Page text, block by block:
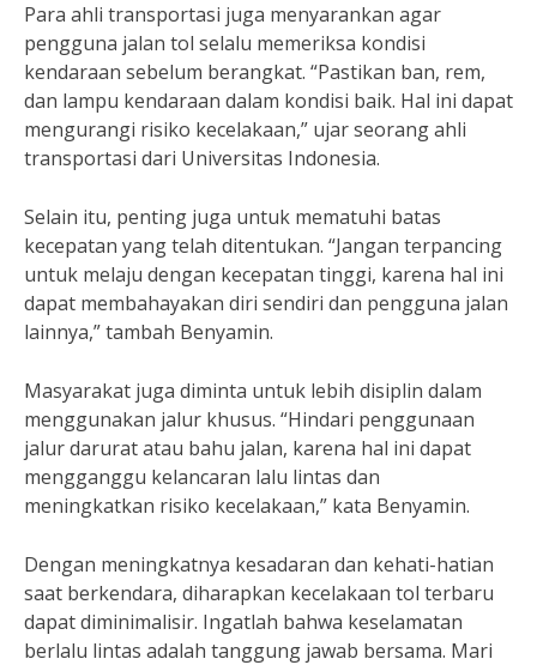
Para ahli transportasi juga menyarankan agar
pengguna jalan tol selalu memeriksa kondisi
kendaraan sebelum berangkat. “Pastikan ban, rem,
dan lampu kendaraan dalam kondisi baik. Hal ini dapat
mengurangi risiko kecelakaan,” ujar seorang ahli
transportasi dari Universitas Indonesia.
Selain itu, penting juga untuk mematuhi batas
kecepatan yang telah ditentukan. “Jangan terpancing
untuk melaju dengan kecepatan tinggi, karena hal ini
dapat membahayakan diri sendiri dan pengguna jalan
lainnya,” tambah Benyamin.
Masyarakat juga diminta untuk lebih disiplin dalam
menggunakan jalur khusus. “Hindari penggunaan
jalur darurat atau bahu jalan, karena hal ini dapat
mengganggu kelancaran lalu lintas dan
meningkatkan risiko kecelakaan,” kata Benyamin.
Dengan meningkatnya kesadaran dan kehati-hatian
saat berkendara, diharapkan kecelakaan tol terbaru
dapat diminimalisir. Ingatlah bahwa keselamatan
berlalu lintas adalah tanggung jawab bersama. Mari